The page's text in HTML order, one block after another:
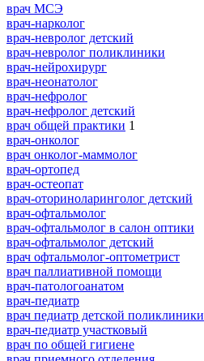
врач МСЭ
врач-нарколог
врач-невролог детский
врач-невролог поликлиники
врач-нейрохирург
врач-неонатолог
врач-нефролог
врач-нефролог детский
врач общей практики 1
врач-онколог
врач онколог-маммолог
врач-ортопед
врач-остеопат
врач-оториноларинголог детский
врач-офтальмолог
врач-офтальмолог в салон оптики
врач-офтальмолог детский
врач офтальмолог-оптометрист
врач паллиативной помощи
врач-патологоанатом
врач-педиатр
врач педиатр детской поликлиники
врач-педиатр участковый
врач по общей гигиене